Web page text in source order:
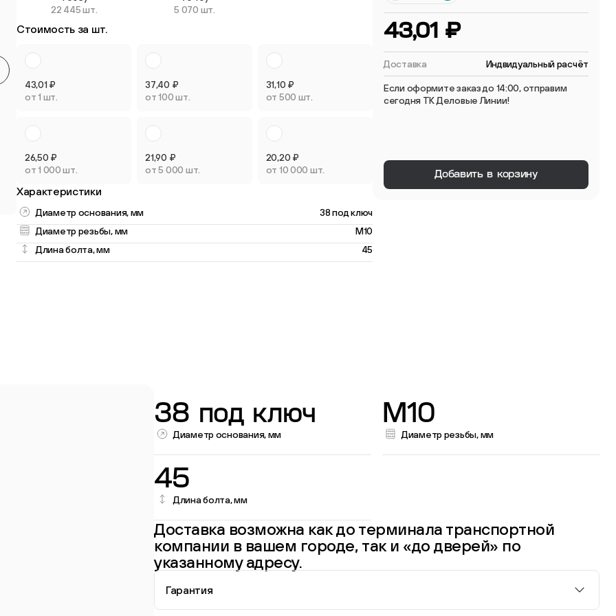
22 445 шт.
5 070 шт.
Стоимость за шт.
43,01 ₽
от 1 шт.
37,40 ₽
от 100 шт.
31,10 ₽
от 500 шт.
26,50 ₽
от 1 000 шт.
21,90 ₽
от 5 000 шт.
20,20 ₽
от 10 000 шт.
Характеристики
Диаметр основания, мм
38 под ключ
Диаметр резьбы, мм
M10
Длина болта, мм
45
43,01 ₽
Доставка Индвидуальный расчёт
Если оформите заказ до 14:00, отправим
сегодня ТК Деловые Линии!
Добавить в корзину
38 под ключ
Диаметр основания, мм
M10
Диаметр резьбы, мм
45
Длина болта, мм
Доставка возможна как до терминала транспортной
компании в вашем городе, так и «до дверей» по
указанному адресу.
Гарантия
Круглые мебельные опоры Квадратные мебельные опоры
Опоры колёсные
3 товара
Опоры пластиковые
регулируемые
3 товара
Перейти в каталог